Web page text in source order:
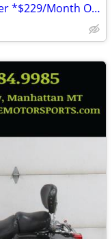
2026 H&H 8.5'x16' 7k Enclosed Trailer *$229/Month OAC $0 Down* *NEW*